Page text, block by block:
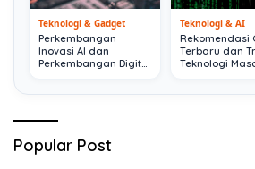
Teknologi & Gadget
Perkembangan
Inovasi AI dan
Perkembangan Digital
Teknologi & AI
Rekomendasi
Terbaru dan
Teknologi
Popular Post